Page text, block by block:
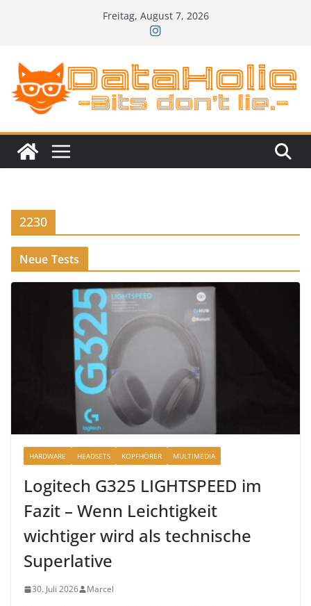
Freitag, August 7, 2026
2230
Neue Tests
HARDWARE HEADSETS KOPFHÖRER MULTIMEDIA
Logitech G325 LIGHTSPEED im
Fazit – Wenn Leichtigkeit
wichtiger wird als technische
Superlative
30. Juli 2026 Marcel